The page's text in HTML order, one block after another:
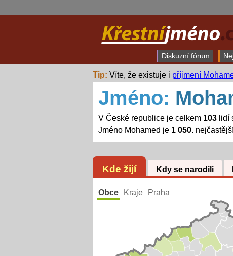
Diskuzní fórum
Tip: Víte, že existuje i příjmení
Jméno:
V České republice je celkem 103lidí
Jméno Mohamed je 1 050.
Kde žijí Kdy se narodili
Obce Kraje Praha